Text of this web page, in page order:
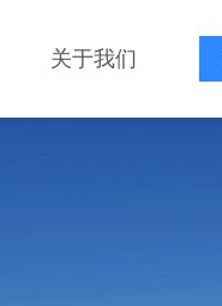
关于我们